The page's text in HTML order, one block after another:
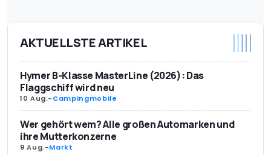
AKTUELLSTE ARTIKEL
Hymer B-Klasse MasterLine (2026): Das
Flaggschiff wird neu
10 Aug.-Campingmobile
Wer gehört wem? Alle großen Automarken und
ihre Mutterkonzerne
9 Aug.-Markt